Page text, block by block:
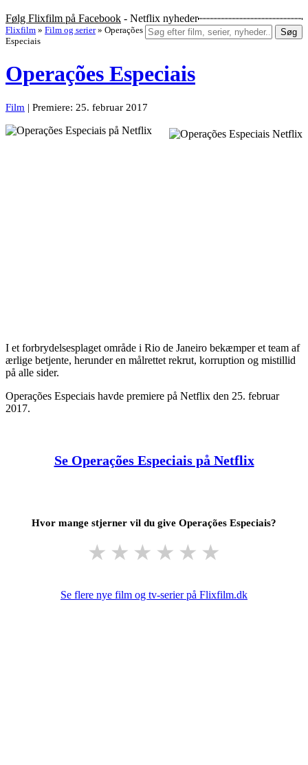
Følg Flixfilm på Facebook - Netflix nyheder
Søg
Flixfilm » Film og serier » Operações
Especiais
Operações Especiais
Film | Premiere: 25. februar 2017
I et forbrydelsesplaget område i Rio de Janeiro bekæmper et team af
ærlige betjente, herunder en målrettet rekrut, korruption og mistillid
på alle sider.
Operações Especiais havde premiere på Netflix den 25. februar
2017.
Se Operações Especiais på Netflix
Hvor mange stjerner vil du give Operações Especiais?
★ ★ ★ ★ ★ ★
Se flere nye film og tv-serier på Flixfilm.dk